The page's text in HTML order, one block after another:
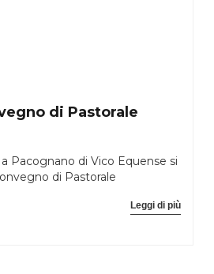
di Pastorale
Pacognano di Vico Equense si
di Pastorale
Leggi di più